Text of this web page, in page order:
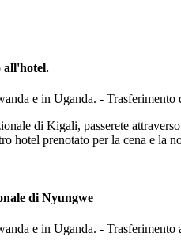
all'hotel.
di Kigali, passerete
hotel prenotato per la cena e la
di Nyungwe